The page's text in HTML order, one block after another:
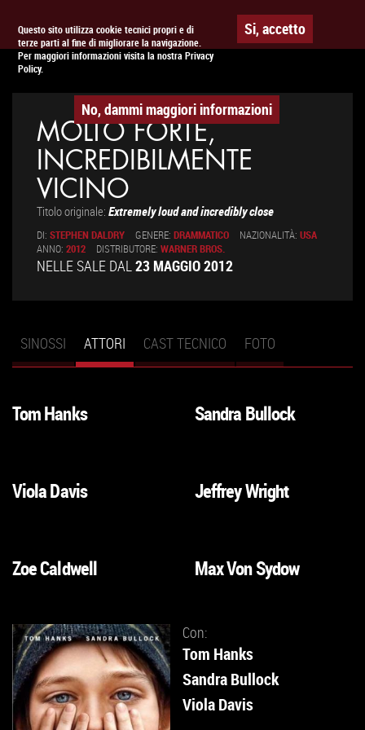
Questo sito utilizza cookie tecnici propri e di
terze parti al fine di migliorare la navigazione.
Per maggiori informazioni visita la nostra Privacy
Policy.
Si, accetto
No, dammi maggiori informazioni
APPUNTAMENTO AL CINEMA
MOLTO FORTE,
INCREDIBILMENTE
VICINO
Titolo originale: Extremely loud and incredibly close
DI: STEPHEN DALDRY GENERE: DRAMMATICO NAZIONALITÀ: USA
ANNO: 2012 DISTRIBUTORE: WARNER BROS.
NELLE SALE DAL23 MAGGIO 2012
Schede primarie
SINOSSI ATTORI (SCHEDA
ATTIVA)
CAST TECNICO FOTO
VAI
Tom Hanks
VAI
Sandra Bullock
VAI
Viola Davis
VAI
Jeffrey Wright
VAI
Zoe Caldwell
VAI
Max Von Sydow
Con:
Tom Hanks
Sandra Bullock
Viola Davis